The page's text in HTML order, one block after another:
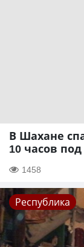
В Шахане
10 часов
1458
Республика